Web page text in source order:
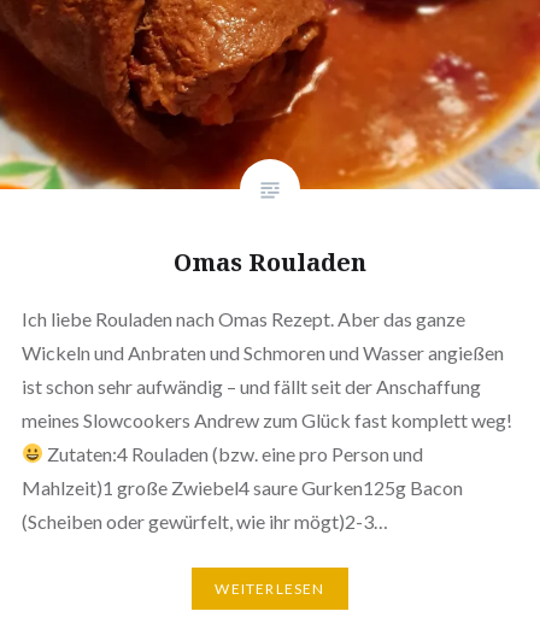
Omas Rouladen
Ich liebe Rouladen nach Omas Rezept. Aber das ganze
Wickeln und Anbraten und Schmoren und Wasser angießen
ist schon sehr aufwändig – und fällt seit der Anschaffung
meines Slowcookers Andrew zum Glück fast komplett weg!
Zutaten:4 Rouladen (bzw. eine pro Person und
Mahlzeit)1 große Zwiebel4 saure Gurken125g Bacon
(Scheiben oder gewürfelt, wie ihr mögt)2-3…
WEITERLESEN
❆